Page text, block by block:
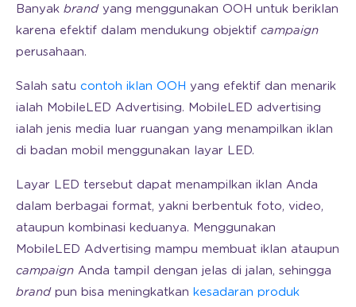
Banyak brand yang menggunakan OOH untuk beriklan
karena efektif dalam mendukung objektif campaign
perusahaan.
Salah satu contoh iklan OOH yang efektif dan menarik
ialah MobileLED Advertising. MobileLED advertising
ialah jenis media luar ruangan yang menampilkan iklan
di badan mobil menggunakan layar LED.
Layar LED tersebut dapat menampilkan iklan Anda
dalam berbagai format, yakni berbentuk foto, video,
ataupun kombinasi keduanya. Menggunakan
MobileLED Advertising mampu membuat iklan ataupun
campaign Anda tampil dengan jelas di jalan, sehingga
brand pun bisa meningkatkan kesadaran produk